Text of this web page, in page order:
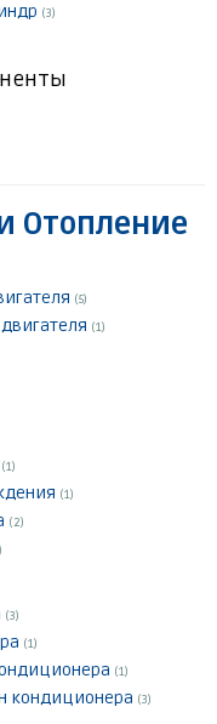
(3)
Отопление
(5)
(1)
(1)
(1)
(2)
(3)
(1)
(1)
кондиционера (3)